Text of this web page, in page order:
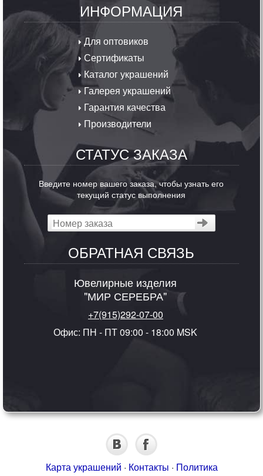
ИНФОРМАЦИЯ
Для оптовиков
Сертификаты
Каталог украшений
Галерея украшений
Гарантия качества
Производители
СТАТУС ЗАКАЗА
Введите номер вашего заказа, чтобы узнать его
текущий статус выполнения
ОБРАТНАЯ СВЯЗЬ
Ювелирные изделия
"МИР СЕРЕБРА"
+7(915)292-07-00
Офис: ПН - ПТ 09:00 - 18:00 MSK
Карта украшений · Контакты · Политика